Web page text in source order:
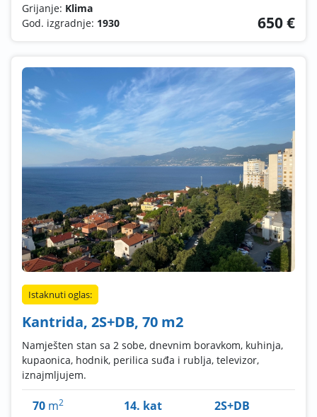
Grijanje: Klima
God. izgradnje: 1930 650 €
Istaknuti oglas:
Kantrida, 2S+DB, 70 m2
Namješten stan sa 2 sobe, dnevnim boravkom, kuhinja,
kupaonica, hodnik, perilica suđa i rublja, televizor,
iznajmljujem.
70 m2 14. kat 2S+DB